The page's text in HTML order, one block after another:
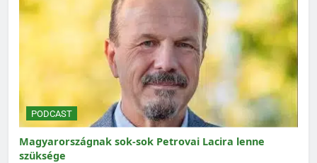
PODCAST
Magyarországnak sok-sok Petrovai Lacira lenne
szüksége